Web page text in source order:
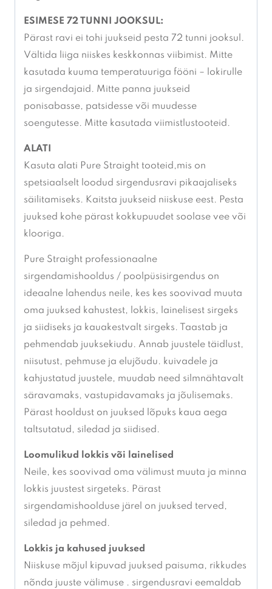
ESIMESE 72 TUNNI JOOKSUL:
Pärast ravi ei tohi juukseid pesta 72 tunni jooksul.
Vältida liiga niiskes keskkonnas viibimist. Mitte
kasutada kuuma temperatuuriga fööni – lokirulle
ja sirgendajaid. Mitte panna juukseid
ponisabasse, patsidesse või muudesse
soengutesse. Mitte kasutada viimistlustooteid.
ALATI
Kasuta alati Pure Straight tooteid,mis on
spetsiaalselt loodud sirgendusravi pikaajaliseks
säilitamiseks. Kaitsta juukseid niiskuse eest. Pesta
juuksed kohe pärast kokkupuudet soolase vee või
klooriga.
Pure Straight professionaalne
sirgendamishooldus / poolpüsisirgendus on
ideaalne lahendus neile, kes kes soovivad muuta
oma juuksed kahustest, lokkis, lainelisest sirgeks
ja siidiseks ja kauakestvalt sirgeks. Taastab ja
pehmendab juuksekiudu. Annab juustele täidlust,
niisutust, pehmuse ja elujõudu. kuivadele ja
kahjustatud juustele, muudab need silmnähtavalt
säravamaks, vastupidavamaks ja jõulisemaks.
Pärast hooldust on juuksed lõpuks kaua aega
taltsutatud, siledad ja siidised.
Loomulikud lokkis või lainelised
Neile, kes soovivad oma välimust muuta ja minna
lokkis juustest sirgeteks. Pärast
sirgendamishoolduse järel on juuksed terved,
siledad ja pehmed.
Lokkis ja kahused juuksed
Niiskuse mõjul kipuvad juuksed paisuma, rikkudes
nõnda juuste välimuse . sirgendusravi eemaldab